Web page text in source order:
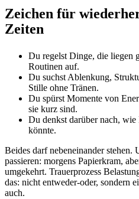
Zeichen für
Zeiten
Du regelst Dinge, die liegen
Routinen auf.
Du suchst Ablenkung,
Stille ohne Tränen.
Du spürst Momente von
sie kurz sind.
Du denkst darüber nach, wie
könnte.
Beides darf nebeneinander stehen.
passieren: morgens Papierkram,
umgekehrt. Trauerprozess
das: nicht entweder-oder, sondern
auch.